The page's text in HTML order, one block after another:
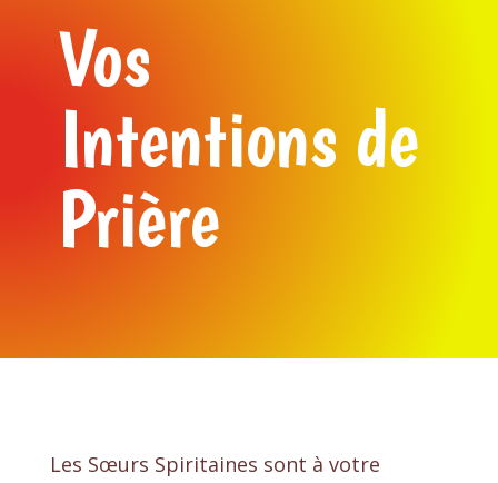
Vos
Intentions de
Prière
Les Sœurs Spiritaines sont à votre